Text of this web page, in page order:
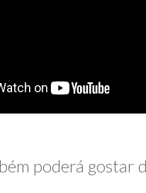
poderá gostar